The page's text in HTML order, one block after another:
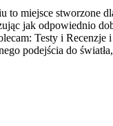
to miejsce stworzone
jak odpowiednio
Testy i
podejścia do